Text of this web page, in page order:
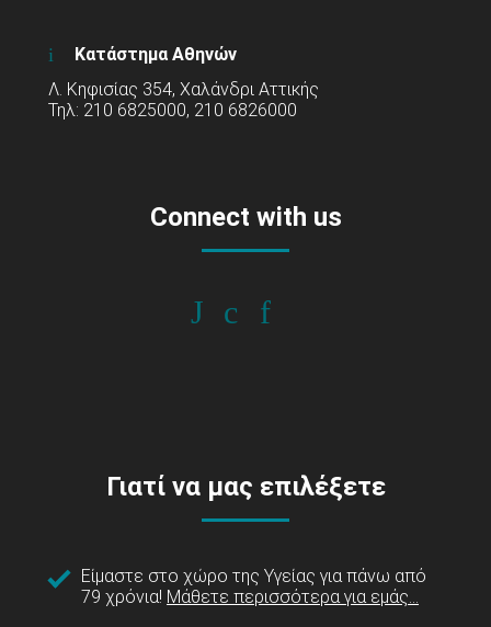
Κατάστημα Αθηνών
Λ. Κηφισίας 354, Χαλάνδρι Αττικής
Τηλ: 210 6825000, 210 6826000
Connect with us
Γιατί να μας επιλέξετε
Είμαστε στο χώρο της Υγείας για πάνω από
79 χρόνια! Μάθετε περισσότερα για εμάς...